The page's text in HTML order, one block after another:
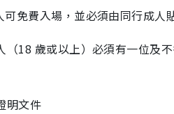
免費入場，並必須由同行成人
（18 歲或以上）必須有一位及
明文件